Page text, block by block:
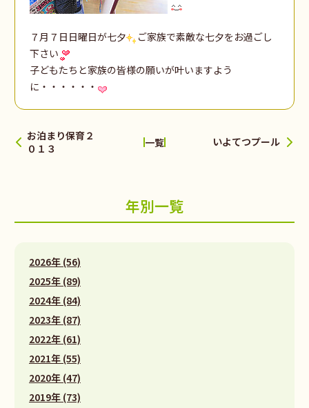
７月７日日曜日が七夕
ご家族で素敵な七夕をお過ごし
下さい
子どもたちと家族の皆様の願いが叶いますよう
に・・・・・・
お泊まり保育２
０１３
一覧 いよてつプール
年別一覧
2026年 (56)
2025年 (89)
2024年 (84)
2023年 (87)
2022年 (61)
2021年 (55)
2020年 (47)
2019年 (73)